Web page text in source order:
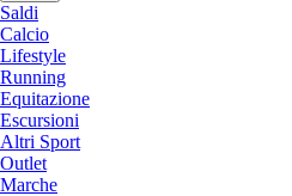
Saldi
Calcio
Lifestyle
Running
Equitazione
Escursioni
Altri Sport
Outlet
Marche